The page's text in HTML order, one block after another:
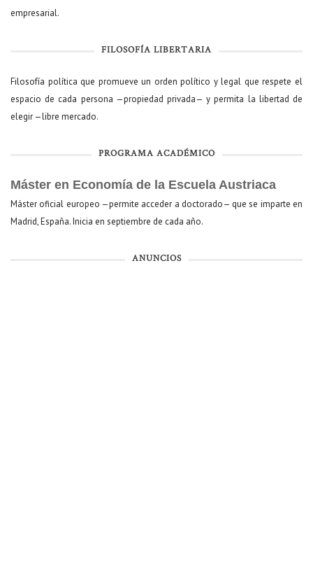
empresarial.
FILOSOFÍA LIBERTARIA
Filosofía política que promueve un orden político y legal que respete el
espacio de cada persona —propiedad privada— y permita la libertad de
elegir —libre mercado.
PROGRAMA ACADÉMICO
Máster en Economía de la Escuela Austriaca
Máster oficial europeo —permite acceder a doctorado— que se imparte en
Madrid, España. Inicia en septiembre de cada año.
ANUNCIOS